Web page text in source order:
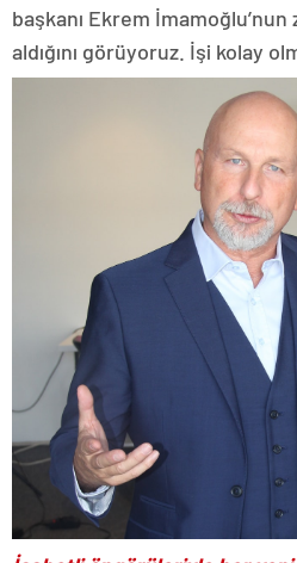
başkanı Ekrem
aldığını görüyoruz. İşi kolay